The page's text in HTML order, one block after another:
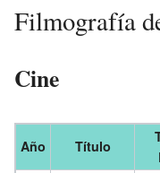
Filmografía
Cine
Año Título